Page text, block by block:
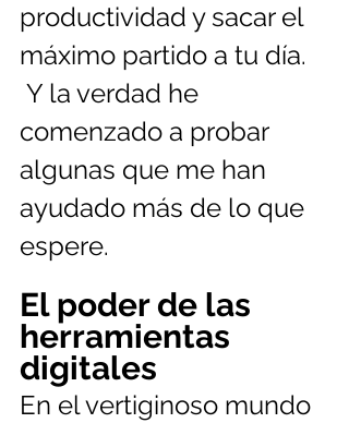
productividad y sacar el
máximo partido a tu día.
Y la verdad he
comenzado a probar
algunas que me han
ayudado más de lo que
espere.
El poder de las
herramientas
digitales
En el vertiginoso mundo